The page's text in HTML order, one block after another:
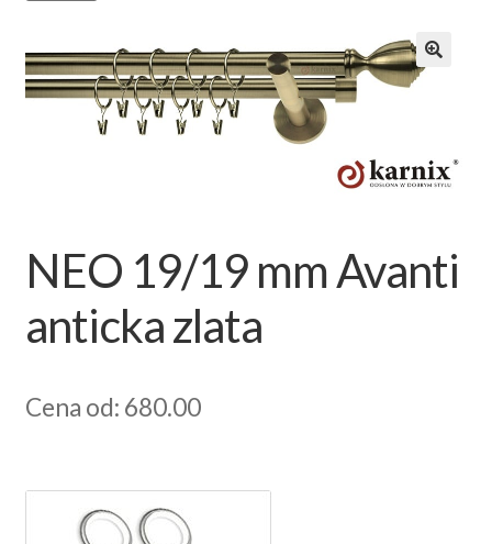
NEO 19/19 mm Avanti
anticka zlata
Cena od: 680.00